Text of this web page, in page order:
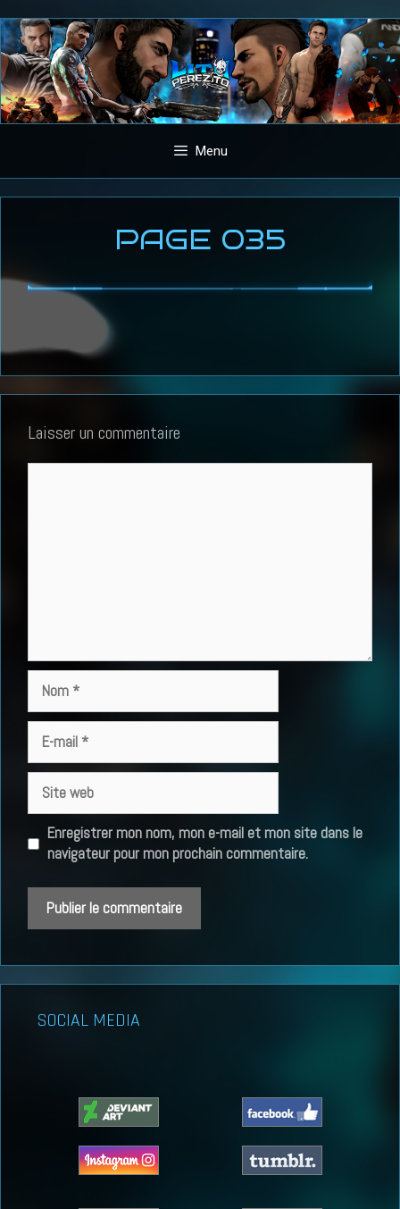
Aller
au
contenu
Menu
PAGE 035
Laisser un commentaire
mail
web
Enregistrer mon nom, mon e-mail et mon site dans le
navigateur pour mon prochain commentaire.
SOCIAL MEDIA